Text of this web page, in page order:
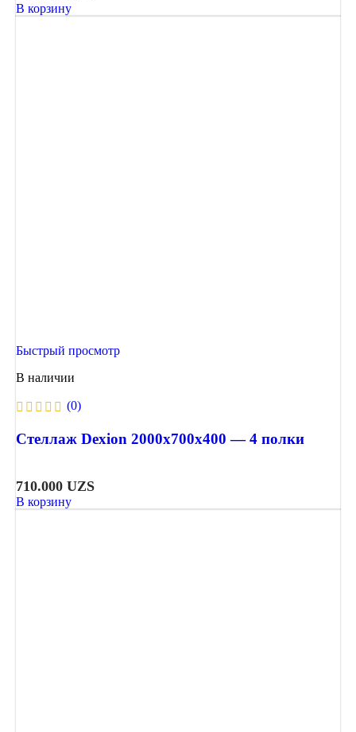
В корзину
Быстрый просмотр
В наличии
(0)
Стеллаж Dexion 2000х700х400 — 4 полки
710.000 UZS
В корзину